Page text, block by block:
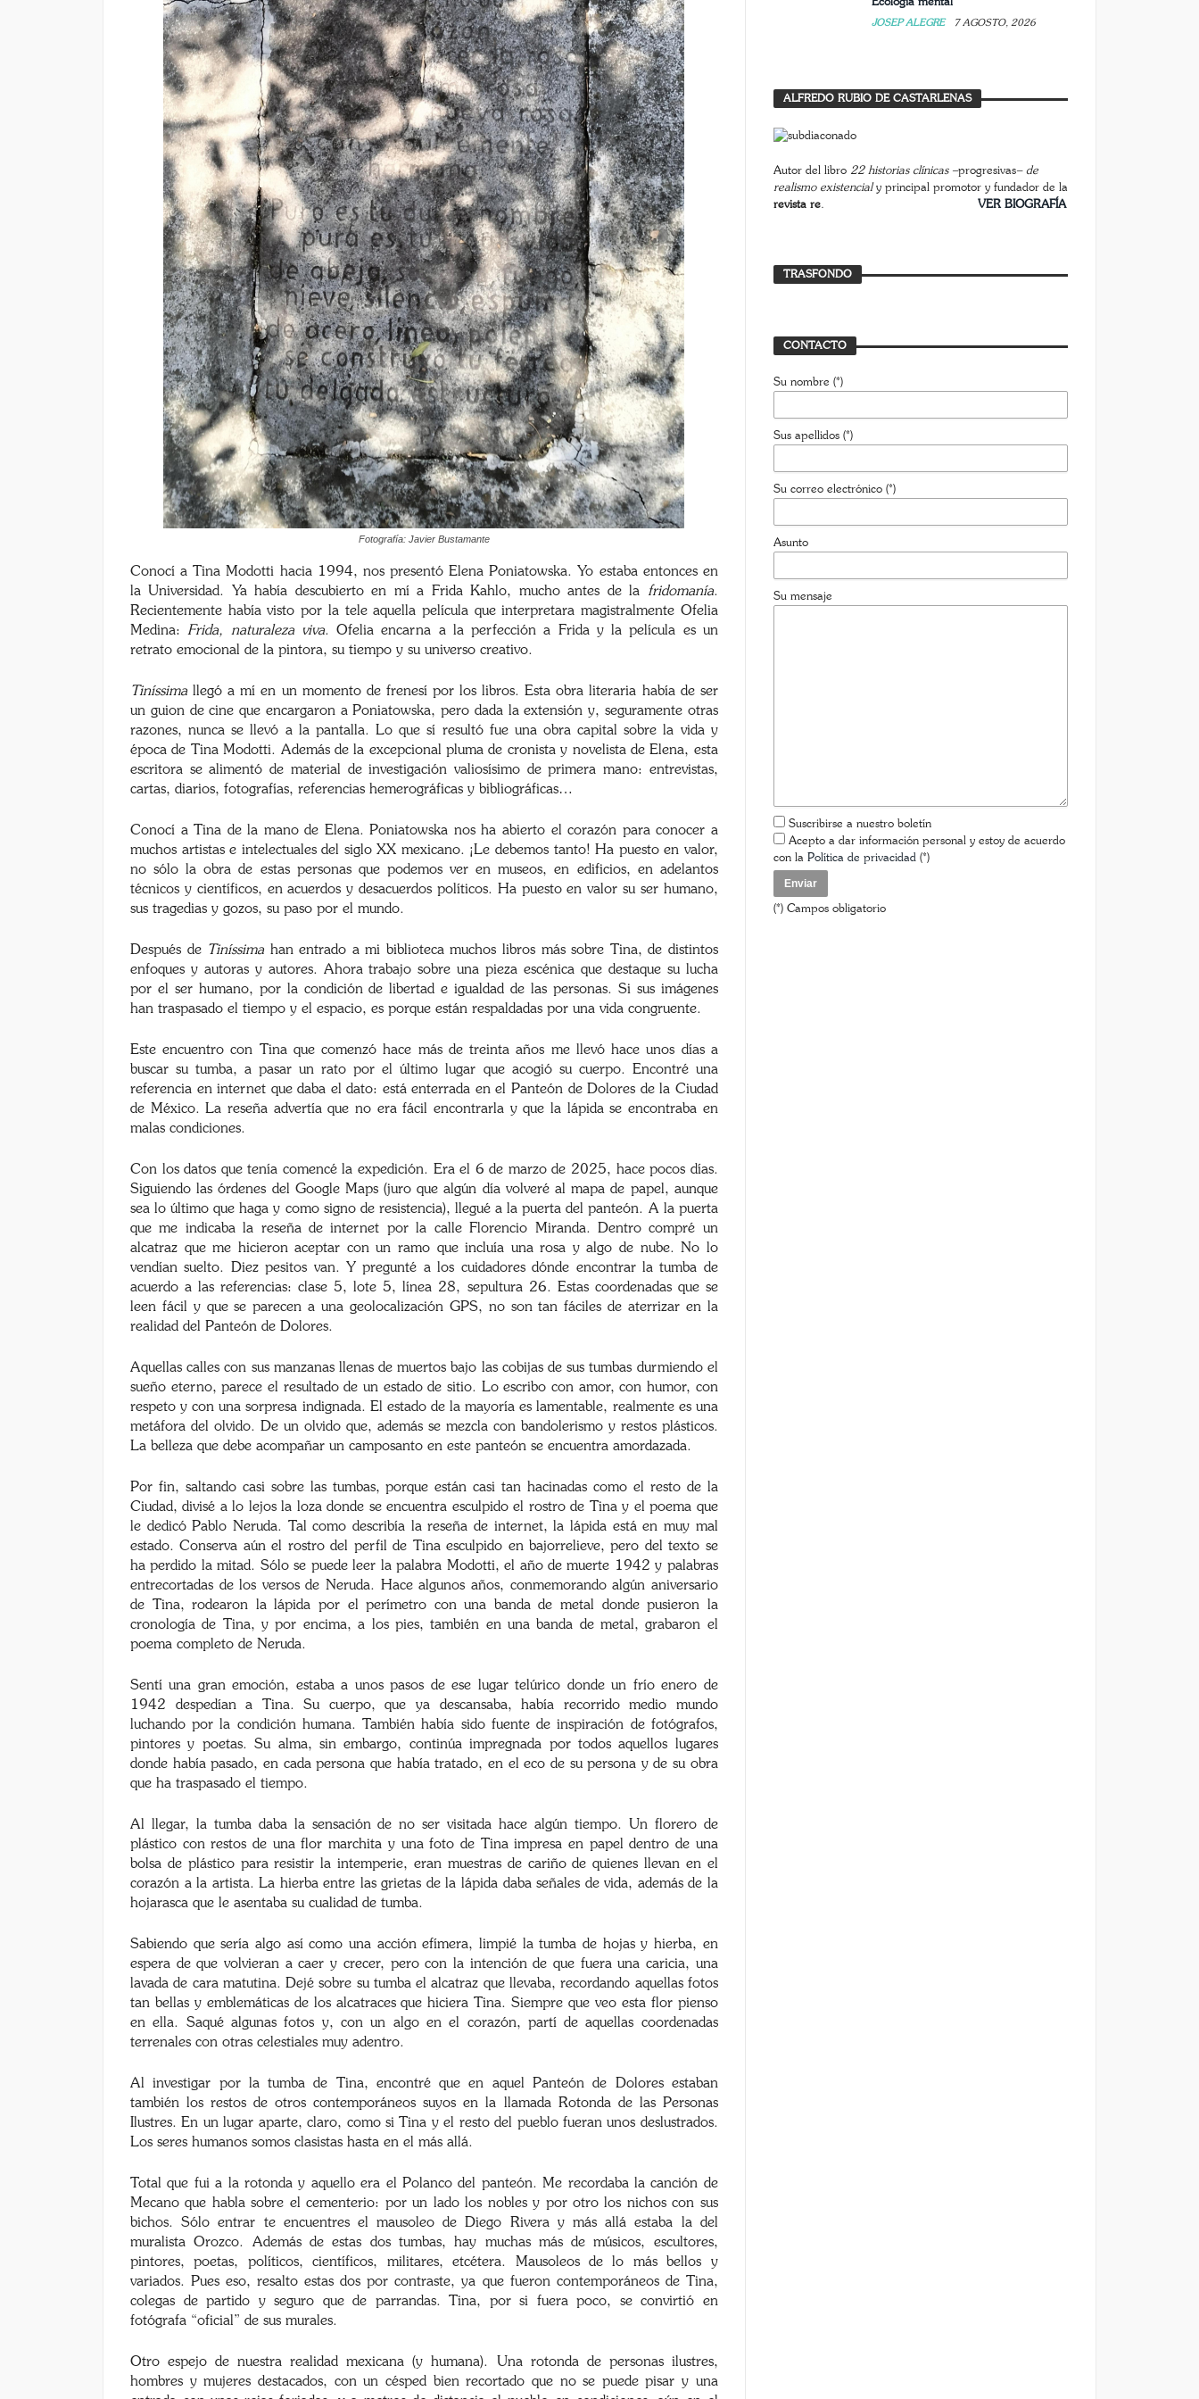
Fotografía: Javier Bustamante
Conocí a Tina Modotti hacia 1994, nos presentó Elena Poniatowska. Yo estaba entonces en
la Universidad. Ya había descubierto en mí a Frida Kahlo, mucho antes de la
fridomanía.
Recientemente había visto por la tele aquella película que interpretara magistralmente Ofelia
Medina: Frida, naturaleza viva. Ofelia encarna a la perfección a Frida y la película es un
retrato emocional de la pintora, su tiempo y su universo creativo.
Tiníssima llegó a mí en un momento de frenesí por los libros. Esta obra literaria había de ser
un guion de cine que encargaron a Poniatowska, pero dada la extensión y, seguramente otras
razones, nunca se llevó a la pantalla. Lo que sí resultó fue una obra capital sobre la vida y
época de Tina Modotti. Además de la excepcional pluma de cronista y novelista de Elena, esta
escritora se alimentó de material de investigación valiosísimo de primera mano: entrevistas,
cartas, diarios, fotografías, referencias hemerográficas y bibliográficas…
Conocí a Tina de la mano de Elena. Poniatowska nos ha abierto el corazón para conocer a
muchos artistas e intelectuales del siglo XX mexicano. ¡Le debemos tanto! Ha puesto en valor,
no sólo la obra de estas personas que podemos ver en museos, en edificios, en adelantos
técnicos y científicos, en acuerdos y desacuerdos políticos. Ha puesto en valor su ser humano,
sus tragedias y gozos, su paso por el mundo.
Después de Tiníssima han entrado a mi biblioteca muchos libros más sobre Tina, de distintos
enfoques y autoras y autores. Ahora trabajo sobre una pieza escénica que destaque su lucha
por el ser humano, por la condición de libertad e igualdad de las personas. Si sus imágenes
han traspasado el tiempo y el espacio, es porque están respaldadas por una vida congruente.
Este encuentro con Tina que comenzó hace más de treinta años me llevó hace unos días a
buscar su tumba, a pasar un rato por el último lugar que acogió su cuerpo. Encontré una
referencia en internet que daba el dato: está enterrada en el Panteón de Dolores de la Ciudad
de México. La reseña advertía que no era fácil encontrarla y que la lápida se encontraba en
malas condiciones.
Con los datos que tenía comencé la expedición. Era el 6 de marzo de 2025, hace pocos días.
Siguiendo las órdenes del Google Maps (juro que algún día volveré al mapa de papel, aunque
sea lo último que haga y como signo de resistencia), llegué a la puerta del panteón. A la puerta
que me indicaba la reseña de internet por la calle Florencio Miranda. Dentro compré un
alcatraz que me hicieron aceptar con un ramo que incluía una rosa y algo de nube. No lo
vendían suelto. Diez pesitos van. Y pregunté a los cuidadores dónde encontrar la tumba de
acuerdo a las referencias: clase 5, lote 5, línea 28, sepultura 26. Estas coordenadas que se
leen fácil y que se parecen a una geolocalización GPS, no son tan fáciles de aterrizar en la
realidad del Panteón de Dolores.
Aquellas calles con sus manzanas llenas de muertos bajo las cobijas de sus tumbas durmiendo el
sueño eterno, parece el resultado de un estado de sitio. Lo escribo con amor, con humor, con
respeto y con una sorpresa indignada. El estado de la mayoría es lamentable, realmente es una
metáfora del olvido. De un olvido que, además se mezcla con bandolerismo y restos plásticos.
La belleza que debe acompañar un camposanto en este panteón se encuentra amordazada.
Por fin, saltando casi sobre las tumbas, porque están casi tan hacinadas como el resto de la
Ciudad, divisé a lo lejos la loza donde se encuentra esculpido el rostro de Tina y el poema que
le dedicó Pablo Neruda. Tal como describía la reseña de internet, la lápida está en muy mal
estado. Conserva aún el rostro del perfil de Tina esculpido en bajorrelieve, pero del texto se
ha perdido la mitad. Sólo se puede leer la palabra Modotti, el año de muerte 1942 y palabras
entrecortadas de los versos de Neruda. Hace algunos años, conmemorando algún aniversario
de Tina, rodearon la lápida por el perímetro con una banda de metal donde pusieron la
cronología de Tina, y por encima, a los pies, también en una banda de metal, grabaron el
poema completo de Neruda.
Sentí una gran emoción, estaba a unos pasos de ese lugar telúrico donde un frío enero de
1942 despedían a Tina. Su cuerpo, que ya descansaba, había recorrido medio mundo
luchando por la condición humana. También había sido fuente de inspiración de fotógrafos,
pintores y poetas. Su alma, sin embargo, continúa impregnada por todos aquellos lugares
donde había pasado, en cada persona que había tratado, en el eco de su persona y de su obra
que ha traspasado el tiempo.
Al llegar, la tumba daba la sensación de no ser visitada hace algún tiempo. Un florero de
plástico con restos de una flor marchita y una foto de Tina impresa en papel dentro de una
bolsa de plástico para resistir la intemperie, eran muestras de cariño de quienes llevan en el
corazón a la artista. La hierba entre las grietas de la lápida daba señales de vida, además de la
hojarasca que le asentaba su cualidad de tumba.
Sabiendo que sería algo así como una acción efímera, limpié la tumba de hojas y hierba, en
espera de que volvieran a caer y crecer, pero con la intención de que fuera una caricia, una
lavada de cara matutina. Dejé sobre su tumba el alcatraz que llevaba, recordando aquellas fotos
tan bellas y emblemáticas de los alcatraces que hiciera Tina. Siempre que veo esta flor pienso
en ella. Saqué algunas fotos y, con un algo en el corazón, partí de aquellas coordenadas
terrenales con otras celestiales muy adentro.
Al investigar por la tumba de Tina, encontré que en aquel Panteón de Dolores estaban
también los restos de otros contemporáneos suyos en la llamada Rotonda de las Personas
Ilustres. En un lugar aparte, claro, como si Tina y el resto del pueblo fueran unos deslustrados.
Los seres humanos somos clasistas hasta en el más allá.
Total que fui a la rotonda y aquello era el Polanco del panteón. Me recordaba la canción de
Mecano que habla sobre el cementerio: por un lado los nobles y por otro los nichos con sus
bichos. Sólo entrar te encuentres el mausoleo de Diego Rivera y más allá estaba la del
muralista Orozco. Además de estas dos tumbas, hay muchas más de músicos, escultores,
pintores, poetas, políticos, científicos, militares, etcétera. Mausoleos de lo más bellos y
variados. Pues eso, resalto estas dos por contraste, ya que fueron contemporáneos de Tina,
colegas de partido y seguro que de parrandas. Tina, por si fuera poco, se convirtió en
fotógrafa “oficial” de sus murales.
Otro espejo de nuestra realidad mexicana (y humana). Una rotonda de personas ilustres,
hombres y mujeres destacados, con un césped bien recortado que no se puede pisar y una
Ecología mental
JOSEP ALEGRE 7 AGOSTO, 2026
ALFREDO RUBIO DE CASTARLENAS
Autor del libro 22 historias clínicas –progresivas– de
realismo existencialy principal promotor y fundador de la
revista re. VER BIOGRAFÍA
TRASFONDO
CONTACTO
Su nombre (*)
Sus apellidos (*)
Su correo electrónico (*)
Asunto
Su mensaje
Suscribirse a nuestro boletín
Acepto a dar información personal y estoy de acuerdo
con la Política de privacidad (*)
(*) Campos obligatorio